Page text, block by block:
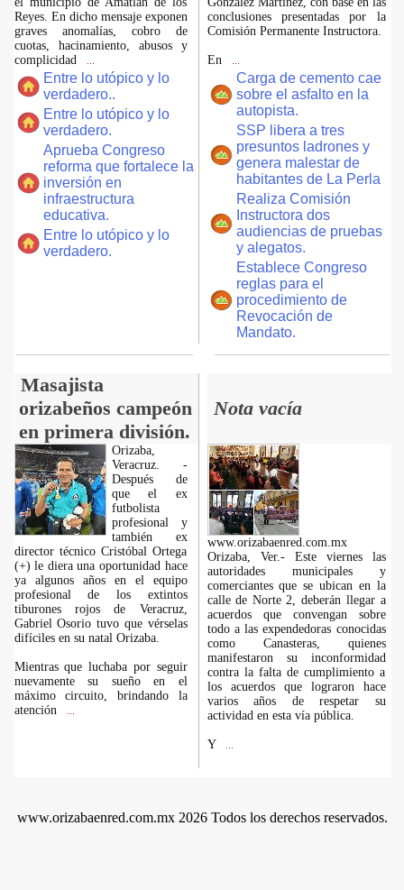
Reyes. En dicho mensaje exponen
graves anomalías, cobro de
cuotas, hacinamiento, abusos y
complicidad
Entre lo utópico y lo
verdadero..
Entre lo utópico y lo
verdadero.
Aprueba Congreso
reforma que fortalece la
inversión en
infraestructura
educativa.
Entre lo utópico y lo
verdadero.
conclusiones presentadas por la
Comisión Permanente Instructora.
En
Carga de cemento cae
sobre el asfalto en la
autopista.
SSP libera a tres
presuntos ladrones y
genera malestar de
habitantes de La Perla
Realiza Comisión
Instructora dos
audiencias de pruebas
y alegatos.
Establece Congreso
reglas para el
procedimiento de
Revocación de
Mandato.
Masajista
orizabeños campeón
en primera división.
Nota vacía
Orizaba,
Veracruz. -
Después de
que el ex
futbolista
profesional y
también ex
director técnico Cristóbal Ortega
(+) le diera una oportunidad hace
ya algunos años en el equipo
profesional de los extintos
tiburones rojos de Veracruz,
Gabriel Osorio tuvo que vérselas
difíciles en su natal Orizaba.
Mientras que luchaba por seguir
nuevamente su sueño en el
máximo circuito, brindando la
atención
www.orizabaenred.com.mx
Orizaba, Ver.- Este viernes las
autoridades municipales y
comerciantes que se ubican en la
calle de Norte 2, deberán llegar a
acuerdos que convengan sobre
todo a las expendedoras conocidas
como Canasteras, quienes
manifestaron su inconformidad
contra la falta de cumplimiento a
los acuerdos que lograron hace
varios años de respetar su
actividad en esta vía pública.
Y
www.orizabaenred.com.mx 2026 Todos los derechos reservados.